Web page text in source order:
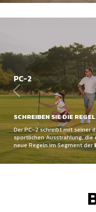
PC-2
SCHREIBEN SIE DIE
Der PC-2 schreibt mit seiner
sportlichen Ausstrahlung, die
neue Regeln im Segment der
Zurück